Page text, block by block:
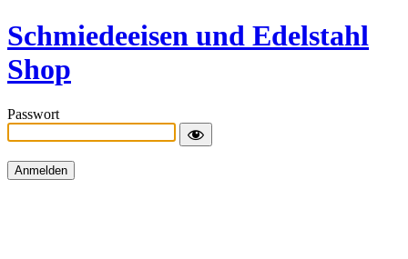
Schmiedeeisen und Edelstahl
Shop
Passwort